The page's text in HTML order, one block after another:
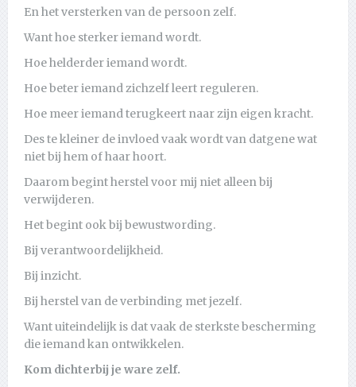
En het versterken van de persoon zelf.
Want hoe sterker iemand wordt.
Hoe helderder iemand wordt.
Hoe beter iemand zichzelf leert reguleren.
Hoe meer iemand terugkeert naar zijn eigen kracht.
Des te kleiner de invloed vaak wordt van datgene wat
niet bij hem of haar hoort.
Daarom begint herstel voor mij niet alleen bij
verwijderen.
Het begint ook bij bewustwording.
Bij verantwoordelijkheid.
Bij inzicht.
Bij herstel van de verbinding met jezelf.
Want uiteindelijk is dat vaak de sterkste bescherming
die iemand kan ontwikkelen.
Kom dichterbij je ware zelf.